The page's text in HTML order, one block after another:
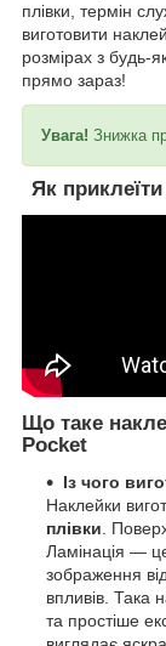
плівки, термін
виготовити
розмірах з будь-
прямо зараз!
Увага! Знижка
Як
Що таке
Pocket
Із чого
Наклейки
плівки .
Ламінація —
зображення
впливів. Така
та простіше